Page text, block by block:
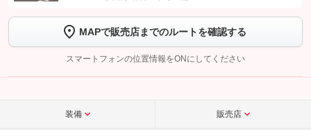
トーク画面で
ボタンをタップして問い合わせを
完了してください。
こちら
MAPで販売店までのルートを確認する
スマートフォンの位置情報をONにしてください
装備 販売店